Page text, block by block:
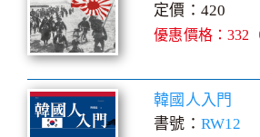
定價：420
優惠價格：332
韓國人入門
書號： RW12